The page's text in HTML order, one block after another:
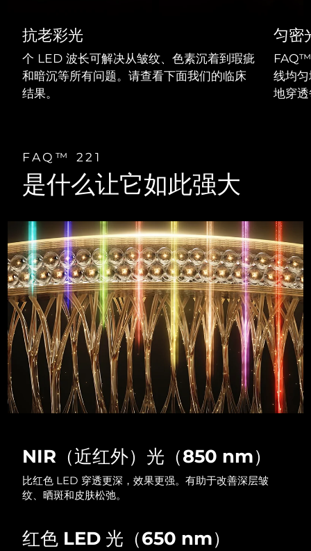
抗老彩光
个 LED 波长可解决从皱纹、色素沉着到瑕疵
和暗沉等所有问题。请查看下面我们的临床
结果。
匀密
FAQ™
线均
地穿
FAQ™ 221
是什么让它如此强大
NIR（近红外）光（850 nm）
比红色 LED 穿透更深，效果更强。有助于改善深层皱
纹、晒斑和皮肤松弛。
红色 LED 光（650 nm）
Travel-friendly IPL hair removal
Firming body serum
ESPADA™ 2
Acne treatment device
ESPADA™ 设备
All acne treatment devices
IRIS™ 2
Rejuvenating eye massager
眼部护理设备
All revitalizing eye massagers
KIWI™ derma
Diamond microdermabrasion .
KIWI™ 皮肤护理
LUNA™ 4 hair
2-in-1 LED scalp massager
LUNA™ Dual-Peptide Scalp
Serum
NEW
Dual LED + sonic device & 18% PAP gel
issa™ Teeth Whitening Gel
18% PAP
更多的
护肤品 男士
全部购买
FOREO APP
关于我们
匈牙利 9/8/26
冰岛 预计送达日期 10/8/26
马恩岛 预计送达日期
意大利 预计送达日期9/8/26
日本 预计送达日期12/8/26
泽西岛 预计送达日期14/8/26
哈萨克斯坦 预计送达日期11/8/26
科威特 预计送达日期9/8/26
拉脱维亚 预计送达日期9/8/26
卢森堡
中国澳门特别行政区 预计送达日期